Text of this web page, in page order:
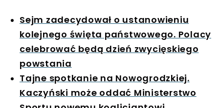
Sejm zadecydował o ustanowieniu
kolejnego święta państwowego. Polacy
celebrować będą dzień zwycięskiego
powstania
Tajne spotkanie na Nowogrodzkiej.
Kaczyński może oddać Ministerstwo